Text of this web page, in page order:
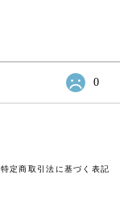
0
特定商取引法に基づく表記